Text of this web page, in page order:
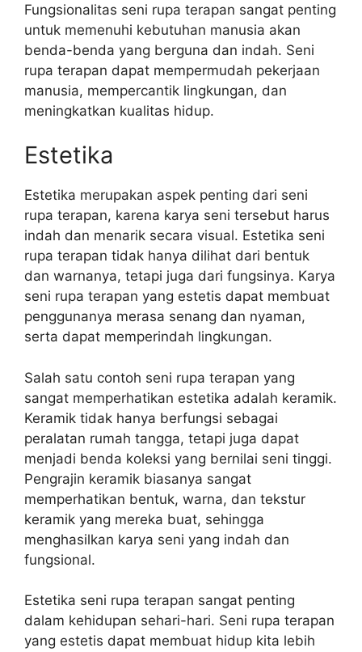
Fungsionalitas seni rupa terapan sangat penting
untuk memenuhi kebutuhan manusia akan
benda-benda yang berguna dan indah. Seni
rupa terapan dapat mempermudah pekerjaan
manusia, mempercantik lingkungan, dan
meningkatkan kualitas hidup.
Estetika
Estetika merupakan aspek penting dari seni
rupa terapan, karena karya seni tersebut harus
indah dan menarik secara visual. Estetika seni
rupa terapan tidak hanya dilihat dari bentuk
dan warnanya, tetapi juga dari fungsinya. Karya
seni rupa terapan yang estetis dapat membuat
penggunanya merasa senang dan nyaman,
serta dapat memperindah lingkungan.
Salah satu contoh seni rupa terapan yang
sangat memperhatikan estetika adalah keramik.
Keramik tidak hanya berfungsi sebagai
peralatan rumah tangga, tetapi juga dapat
menjadi benda koleksi yang bernilai seni tinggi.
Pengrajin keramik biasanya sangat
memperhatikan bentuk, warna, dan tekstur
keramik yang mereka buat, sehingga
menghasilkan karya seni yang indah dan
fungsional.
Estetika seni rupa terapan sangat penting
dalam kehidupan sehari-hari. Seni rupa terapan
yang estetis dapat membuat hidup kita lebih